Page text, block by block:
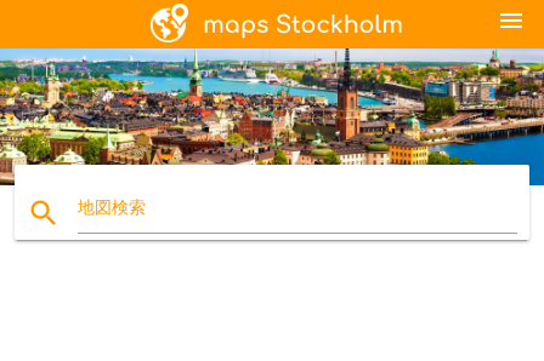
menu
search 地図検索